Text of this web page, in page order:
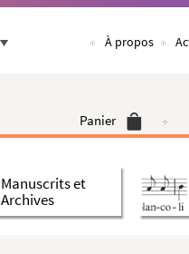
À propos
Panier
Manuscrits et
Archives